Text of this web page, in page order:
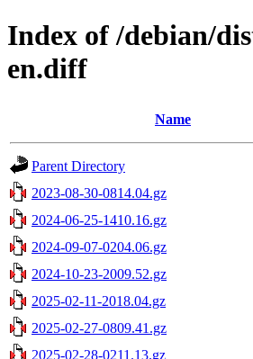
Index of /debian/
en.diff
Name
Parent Directory
2023-08-30-0814.04.gz
2024-06-25-1410.16.gz
2024-09-07-0204.06.gz
2024-10-23-2009.52.gz
2025-02-11-2018.04.gz
2025-02-27-0809.41.gz
2025-02-28-0211.13.gz